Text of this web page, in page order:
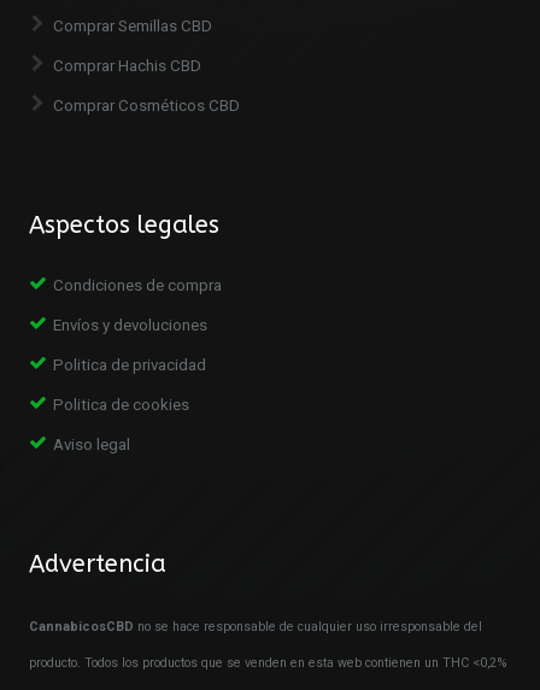
Comprar Semillas CBD
Comprar Hachis CBD
Comprar Cosméticos CBD
Aspectos legales
Condiciones de compra
Envíos y devoluciones
Politica de privacidad
Politica de cookies
Aviso legal
Advertencia
CannabicosCBD no se hace responsable de cualquier uso irresponsable del
producto. Todos los productos que se venden en esta web contienen un THC <0,2%